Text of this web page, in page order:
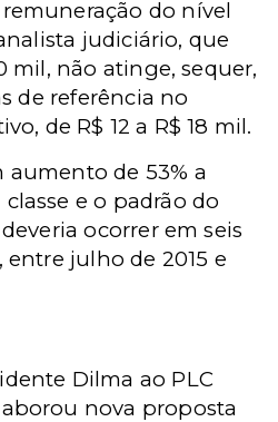
do nível
judiciário, que
mil, não atinge, sequer,
de referência no
de R$ 12 a R$ 18 mil.
aumento de 53% a
e o padrão do
ocorrer em seis
entre julho de 2015 e
Dilma ao PLC
nova proposta